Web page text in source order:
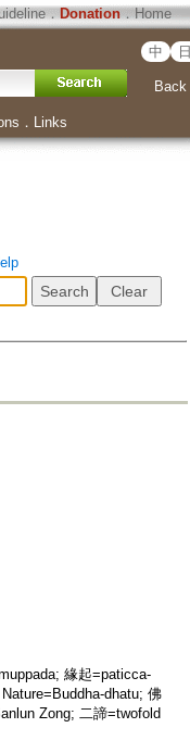
． Donation．Home
中 日
Back
． Links
緣起=paticca-
dhatu; 佛
Zong; 二諦=twofold